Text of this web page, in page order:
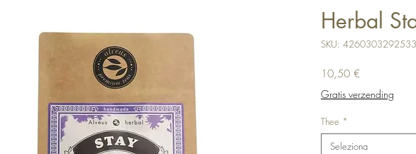
Herbal
SKU: 4260303292533
10,50 €Prezzo
Gratis verzending
Thee *
Seleziona